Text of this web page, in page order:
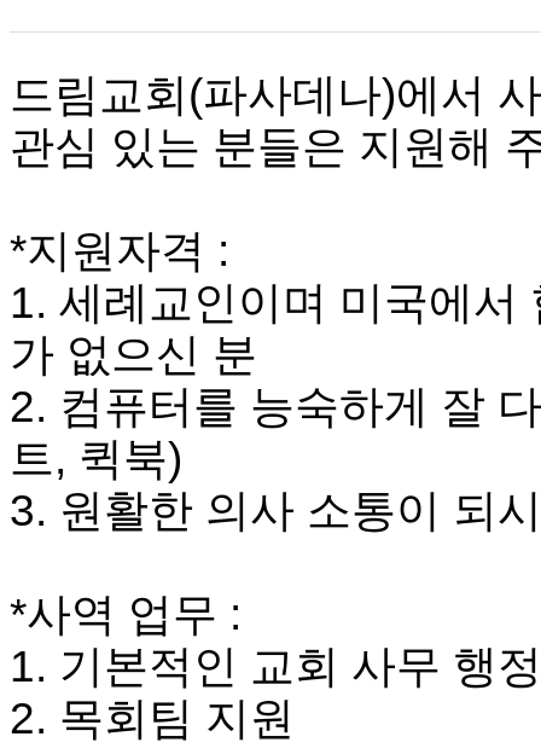
크
키
넷
주
소
체
장
안
마
러
브
약
국
주
소
야
비
릴
드림교회(파사데나)에서
관심 있는 분들은 지원해
*지원자격 :
1. 세례교인이며 미국에서
가 없으신 분
2. 컴퓨터를 능숙하게 잘
트, 퀵북)
3. 원활한 의사 소통이 되
*사역 업무 :
1. 기본적인 교회 사무 행정
2. 목회팀 지원